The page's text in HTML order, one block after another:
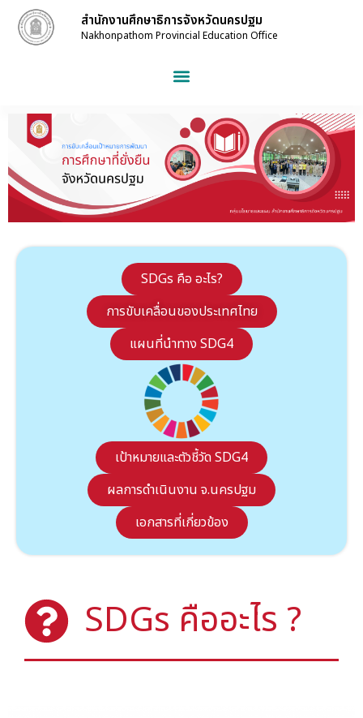
สำนักงานศึกษาธิการจังหวัดนครปฐม
Nakhonpathom Provincial Education Office
SDGs คือ อะไร?
การขับเคลื่อนของประเทศไทย
แผนที่นำทาง SDG4
เป้าหมายและตัวชี้วัด SDG4
ผลการดำเนินงาน จ.นครปฐม
เอกสารที่เกี่ยวข้อง
SDGs คืออะไร ?